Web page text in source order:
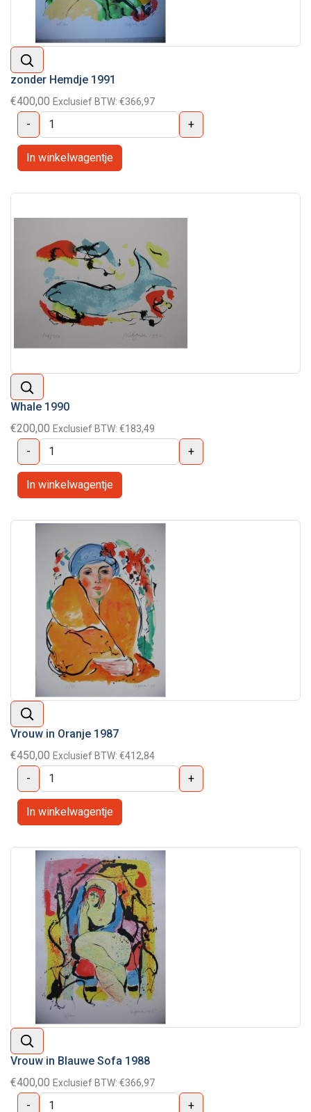
zonder Hemdje 1991
€400,00 Exclusief BTW: €366,97
- +
Whale 1990
€200,00 Exclusief BTW: €183,49
- +
Vrouw in Oranje 1987
€450,00 Exclusief BTW: €412,84
- +
Vrouw in Blauwe Sofa 1988
€400,00 Exclusief BTW: €366,97
- +